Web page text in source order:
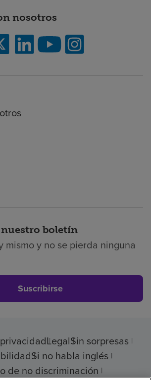
nosotros
nuestro boletín
mismo y no se pierda ninguna
Suscribirse
LegalSin sorpresas
Si no habla inglés
de no discriminación